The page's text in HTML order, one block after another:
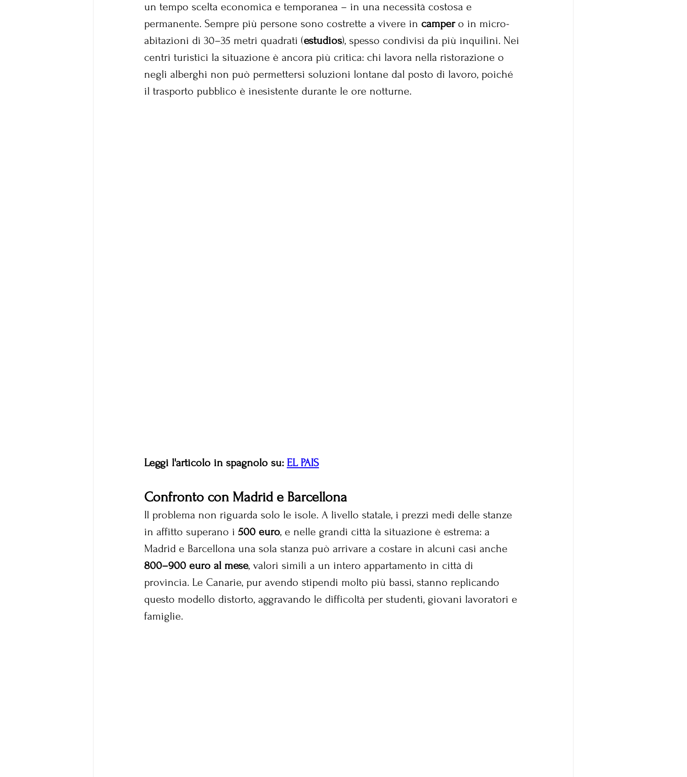
un tempo scelta economica e temporanea – in una necessità costosa e
permanente. Sempre più persone sono costrette a vivere in camper o in micro-
abitazioni di 30–35 metri quadrati (estudios), spesso condivisi da più inquilini. Nei
centri turistici la situazione è ancora più critica: chi lavora nella ristorazione o
negli alberghi non può permettersi soluzioni lontane dal posto di lavoro, poiché
il trasporto pubblico è inesistente durante le ore notturne.
Leggi l'articolo in spagnolo su: EL PAIS
Confronto con Madrid e Barcellona
Il problema non riguarda solo le isole. A livello statale, i prezzi medi delle stanze
in affitto superano i 500 euro, e nelle grandi città la situazione è estrema: a
Madrid e Barcellona una sola stanza può arrivare a costare in alcuni casi anche
800–900 euro al mese, valori simili a un intero appartamento in città di
provincia. Le Canarie, pur avendo stipendi molto più bassi, stanno replicando
questo modello distorto, aggravando le difficoltà per studenti, giovani lavoratori e
famiglie.